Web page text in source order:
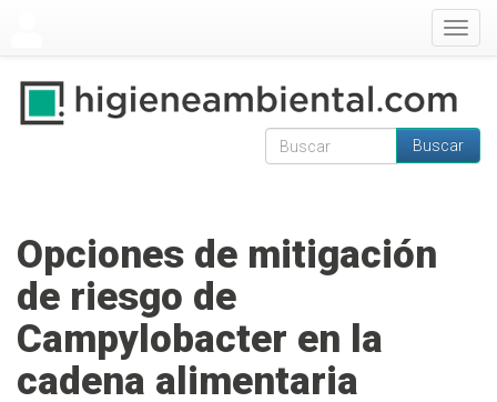
Formulario de
Buscar
Opciones de mitigación
de riesgo de
Campylobacter en la
cadena alimentaria